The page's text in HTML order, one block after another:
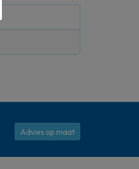
Advies op maat